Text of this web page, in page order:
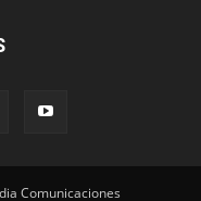
Comunicaciones